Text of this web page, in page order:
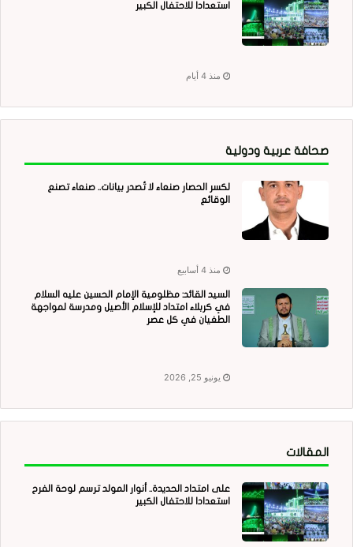
استعدادا للاحتفال الكبير
منذ 4 أيام
صحافة عربية ودولية
لكسر الحصار صنعاء لا تُصدر بيانات.. صنعاء تصنع
الوقائع
منذ 4 أسابيع
السيد القائد: مظلومية الإمام الحسين عليه السلام
في كربلاء امتداد للإسلام الأصيل ومدرسة لمواجهة
الطغيان في كل عصر
يونيو 25, 2026
المقالات
على امتداد الحديدة.. أنوار المولد ترسم لوحة الفرح
استعدادا للاحتفال الكبير